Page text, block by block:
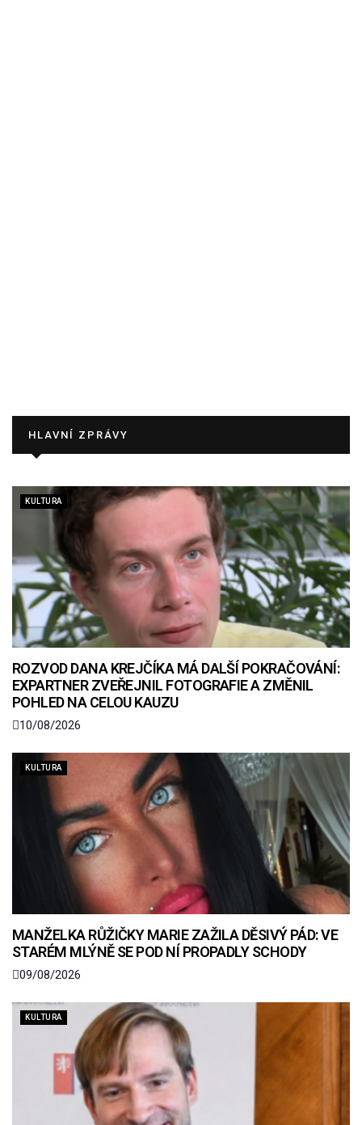
HLAVNÍ ZPRÁVY
KULTURA
ROZVOD DANA KREJČÍKA MÁ DALŠÍ POKRAČOVÁNÍ:
EXPARTNER ZVEŘEJNIL FOTOGRAFIE A ZMĚNIL
POHLED NA CELOU KAUZU
10/08/2026
KULTURA
MANŽELKA RŮŽIČKY MARIE ZAŽILA DĚSIVÝ PÁD: VE
STARÉM MLÝNĚ SE POD NÍ PROPADLY SCHODY
09/08/2026
KULTURA